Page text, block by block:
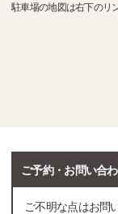
駐車場の地図は右下のリ
ご予約・お問い合
ご不明な点はお問